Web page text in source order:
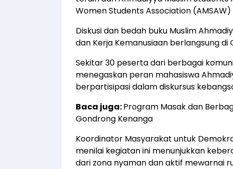
Women Students Association
Diskusi dan bedah buku Muslim
dan Kerja Kemanusiaan berlangsung di
Sekitar 30 peserta dari berbagai
menegaskan peran mahasiswa
berpartisipasi dalam diskursus
Baca juga:Program Masak dan
Gondrong Kenanga
Koordinator Masyarakat untuk
menilai kegiatan ini menunjukkan
dari zona nyaman dan aktif mewarnai